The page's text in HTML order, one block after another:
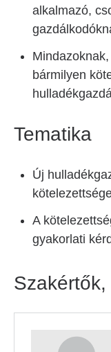
alkalmazó,
bármilyen
Tematika
Új
A
gyakorlati